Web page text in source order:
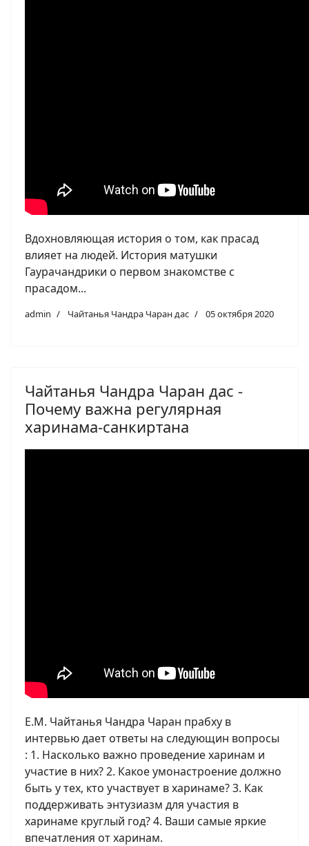
Вдохновляющая история о том, как прасад
влияет на людей. История матушки
Гаурачандрики о первом знакомстве с
прасадом...
admin Чайтанья Чандра Чаран дас 05 октября 2020
Чайтанья Чандра Чаран дас -
Почему важна регулярная
харинама-санкиртана
Е.М. Чайтанья Чандра Чаран прабху в
интервью дает ответы на следующин вопросы
: 1. Насколько важно проведение харинам и
участие в них? 2. Какое умонастроение должно
быть у тех, кто участвует в харинаме? 3. Как
поддерживать энтузиазм для участия в
харинаме круглый год? 4. Ваши самые яркие
впечатления от харинам.